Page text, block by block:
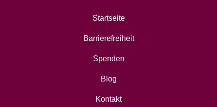
Startseite
Barrierefreiheit
Spenden
Blog
Kontakt